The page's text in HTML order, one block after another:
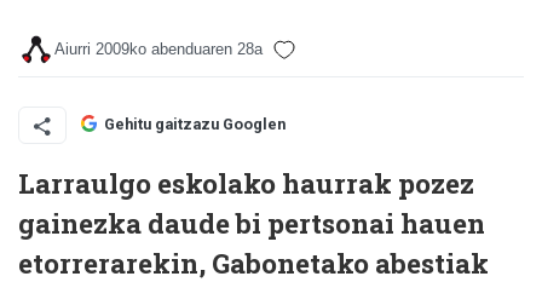
Aiurri 2009ko abenduaren 28a
Gehitu gaitzazu Googlen
Larraulgo eskolako haurrak pozez
gainezka daude bi pertsonai hauen
etorrerarekin, Gabonetako abestiak